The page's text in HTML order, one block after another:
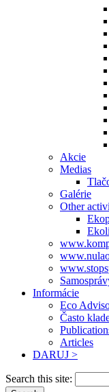
Akcie
Medias
Galérie
Other
Informácie
Eco
Často
Articles
DARUJ >
Search this site: